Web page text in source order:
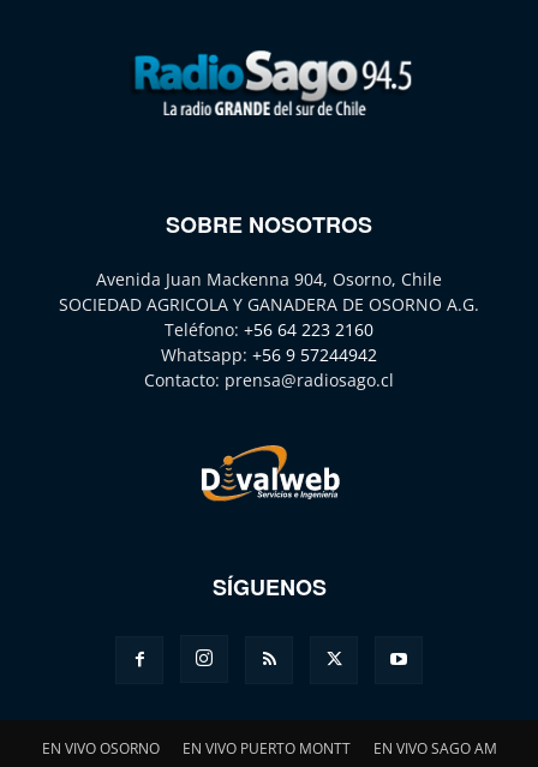
SOBRE NOSOTROS
Avenida Juan Mackenna 904, Osorno, Chile
SOCIEDAD AGRICOLA Y GANADERA DE OSORNO A.G.
Teléfono: +56 64 223 2160
Whatsapp: +56 9 57244942
Contacto: prensa@radiosago.cl
SÍGUENOS
EN VIVO OSORNO EN VIVO PUERTO MONTT EN VIVO SAGO AM